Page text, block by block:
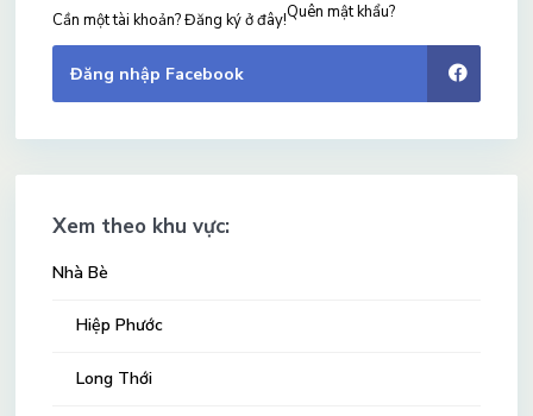
Cần một tài khoản? Đăng ký ở đây!Quên mật khẩu?
Đăng nhập Facebook
Xem theo khu vực:
Nhà Bè
Hiệp Phước
Long Thới